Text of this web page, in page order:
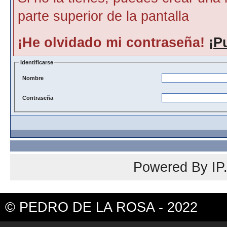
parte superior de la pantalla
¡He olvidado mi contraseña!
Identificarse
Nombre
Contraseña
Powered By
© PEDRO DE LA ROSA - 2022